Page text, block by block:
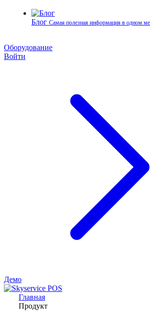
Блог Самая полезная информация в одном
Оборудование
Войти
Демо
Главная
Продукт